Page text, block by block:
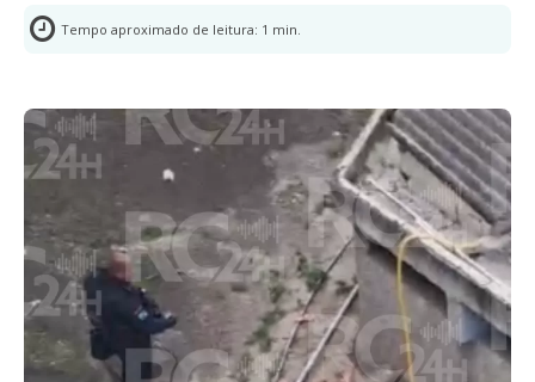
Tempo aproximado de leitura: 1 min.